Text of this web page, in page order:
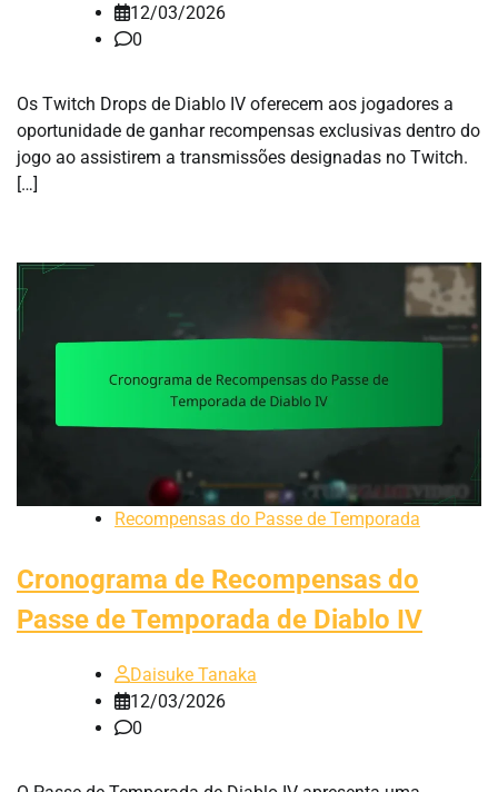
12/03/2026
0
Os Twitch Drops de Diablo IV oferecem aos jogadores a
oportunidade de ganhar recompensas exclusivas dentro do
jogo ao assistirem a transmissões designadas no Twitch.
[…]
Recompensas do Passe de Temporada
Cronograma de Recompensas do
Passe de Temporada de Diablo IV
Daisuke Tanaka
12/03/2026
0